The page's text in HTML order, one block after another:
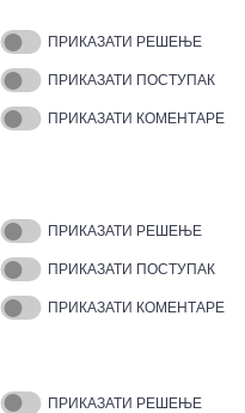
ПРИКАЗАТИ РЕШЕЊЕ
ПРИКАЗАТИ ПОСТУПАК
ПРИКАЗАТИ КОМЕНТАРЕ
ПРИКАЗАТИ РЕШЕЊЕ
ПРИКАЗАТИ ПОСТУПАК
ПРИКАЗАТИ КОМЕНТАРЕ
ПРИКАЗАТИ РЕШЕЊЕ